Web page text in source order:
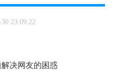
23:09:22
决网友的困惑